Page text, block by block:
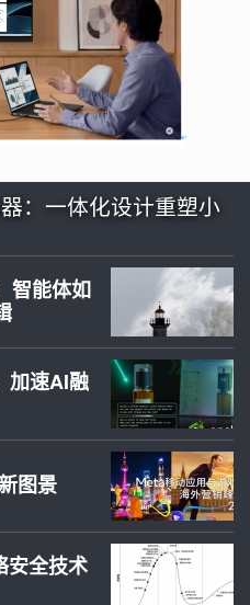
：一体化设计重塑小
智能体如
加速AI融
图景
安全技术